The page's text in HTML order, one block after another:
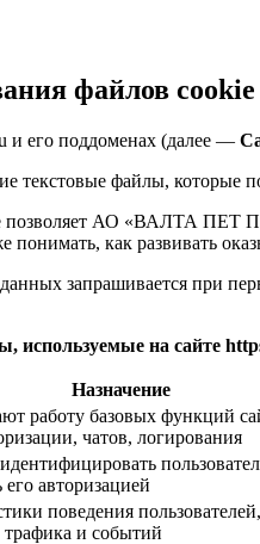
файлов cookie
и его поддоменах (далее —
файлы, которые
АО «ВАЛТА ПЕТ
понимать, как развивать
запрашивается при
используемые на сайте
Назначение
работу базовых функций
чатов, логирования
его авторизацией
поведения пользователей,
трафика и событий